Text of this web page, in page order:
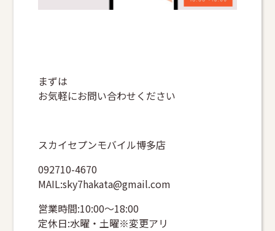
まずは
お気軽にお問い合わせください
スカイセプンモバイル博多店
092710-4670
MAIL:sky7hakata@gmail.com
営業時間:10:00～18:00
定休日:水曜・土曜※変更アリ